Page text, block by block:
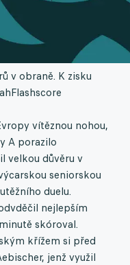
v obraně. K zisku
Flashscore
vítěznou nohou,
A porazilo
velkou důvěru v
seniorskou
duelu.
nejlepším
skóroval.
křížem si před
jenž využil